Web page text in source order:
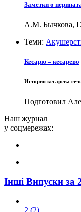
Заметки о
А.М. Бычкова,
Теми:
Кесарю – кесарево
История кесарева
Подготовил
Наш журнал
у соцмережах:
Інші Випуски за
2 (2)